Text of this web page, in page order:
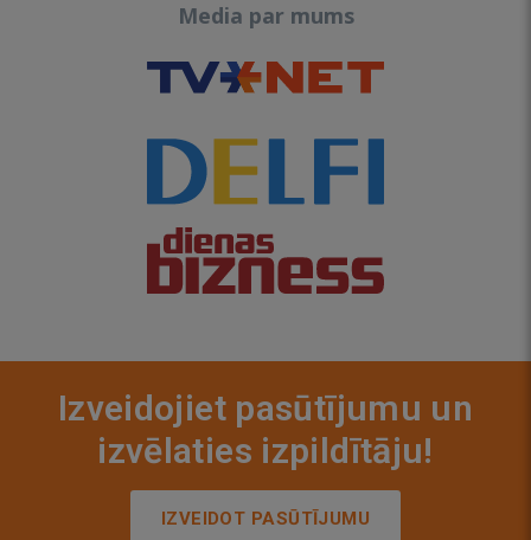
Media par mums
Izveidojiet pasūtījumu un
izvēlaties izpildītāju!
IZVEIDOT PASŪTĪJUMU